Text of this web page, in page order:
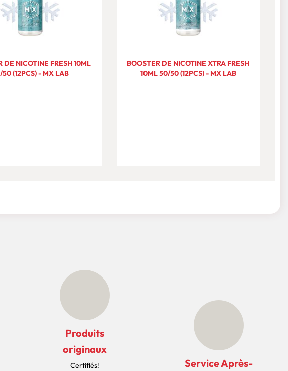
DE NICOTINE FRESH 10ML
(12PCS) - MX LAB
BOOSTER DE NICOTINE XTRA FRESH
10ML 50/50 (12PCS) - MX LAB
Produits
originaux
Certifiés!
Service Après-